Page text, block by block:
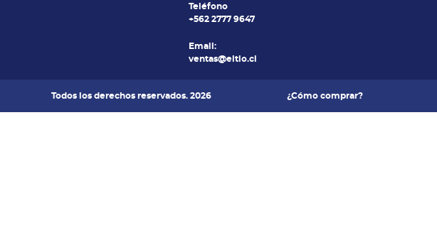
Teléfono
+562 2777 9647
Email:
ventas@eltio.cl
Todos los derechos reservados. 2026 ¿Cómo comprar?